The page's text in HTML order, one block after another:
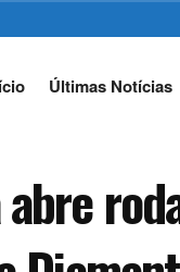
Últimas Notícias